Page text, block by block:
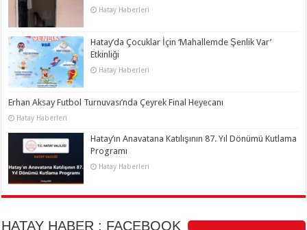
Hatay Haberleri
Hatay’da Çocuklar İçin ‘Mahallemde Şenlik Var’
Etkinliği
Hatay Haberleri
Erhan Aksay Futbol Turnuvası’nda Çeyrek Final Heyecanı
Hatay Haberleri
Hatay’ın Anavatana Katılışının 87. Yıl Dönümü Kutlama
Programı
Hatay Haberleri
HATAY HABER : FACEBOOK